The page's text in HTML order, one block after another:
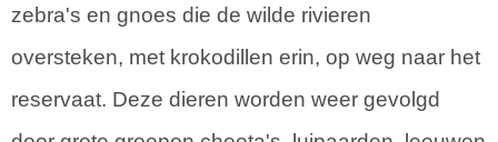
zebra's en gnoes die de wilde rivieren
oversteken, met krokodillen erin, op weg naar het
reservaat. Deze dieren worden weer gevolgd